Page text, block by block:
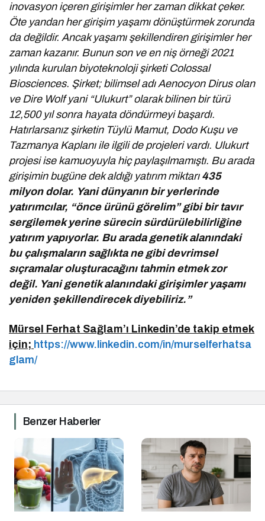
inovasyon içeren girişimler her zaman dikkat çeker.
Öte yandan her girişim yaşamı dönüştürmek zorunda
da değildir. Ancak yaşamı şekillendiren girişimler her
zaman kazanır. Bunun son ve en niş örneği 2021
yılında kurulan biyoteknoloji şirketi Colossal
Biosciences. Şirket; bilimsel adı Aenocyon Dirus olan
ve Dire Wolf yani “Ulukurt” olarak bilinen bir türü
12,500 yıl sonra hayata döndürmeyi başardı.
Hatırlarsanız şirketin Tüylü Mamut, Dodo Kuşu ve
Tazmanya Kaplanı ile ilgili de projeleri vardı. Ulukurt
projesi ise kamuoyuyla hiç paylaşılmamıştı. Bu arada
girişimin bugüne dek aldığı yatırım miktarı 435
milyon dolar. Yanidünyanın bir yerlerinde
yatırımcılar, “önce ürünü görelim” gibi bir tavır
sergilemek yerine sürecin sürdürülebilirliğine
yatırım yapıyorlar. Bu arada genetik alanındaki
bu çalışmaların sağlıkta ne gibi devrimsel
sıçramalar oluşturacağını tahmin etmek zor
değil. Yani genetik alanındaki girişimler yaşamı
yeniden şekillendirecek diyebiliriz.”
Mürsel Ferhat Sağlam’ı Linkedin’de takip etmek
için; https://www.linkedin.com/in/murselferhatsa
glam/
Benzer Haberler